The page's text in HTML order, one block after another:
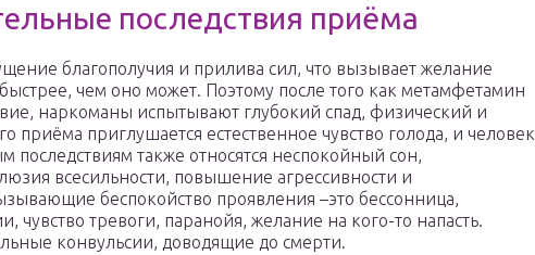
последствия приёма
благополучия и прилива сил, что вызывает желание
быстрее, чем оно может. Поэтому после того как метамфетамин
наркоманы испытывают глубокий спад, физический и
приёма приглушается естественное чувство голода, и человек
последствиям также относятся неспокойный сон,
всесильности, повышение агрессивности и
беспокойство проявления –это бессонница,
чувство тревоги, паранойя, желание на кого-то напасть.
конвульсии, доводящие до смерти.